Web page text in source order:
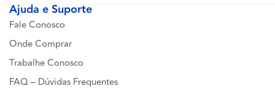
Ajuda e Suporte
Fale Conosco
Onde Comprar
Trabalhe Conosco
FAQ – Dúvidas Frequentes